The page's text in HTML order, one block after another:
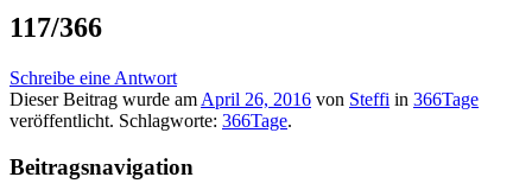
117/366
Schreibe eine Antwort
Dieser Beitrag wurde am April 26, 2016 von Steffi in 366Tage
veröffentlicht. Schlagworte: 366Tage.
Beitragsnavigation